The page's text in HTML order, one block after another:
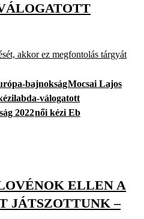
akkor ez megfontolás tárgyát
bajnokságMocsai Lajos
válogatott
2022női kézi Eb
ELLEN A
JÁTSZOTTUNK –